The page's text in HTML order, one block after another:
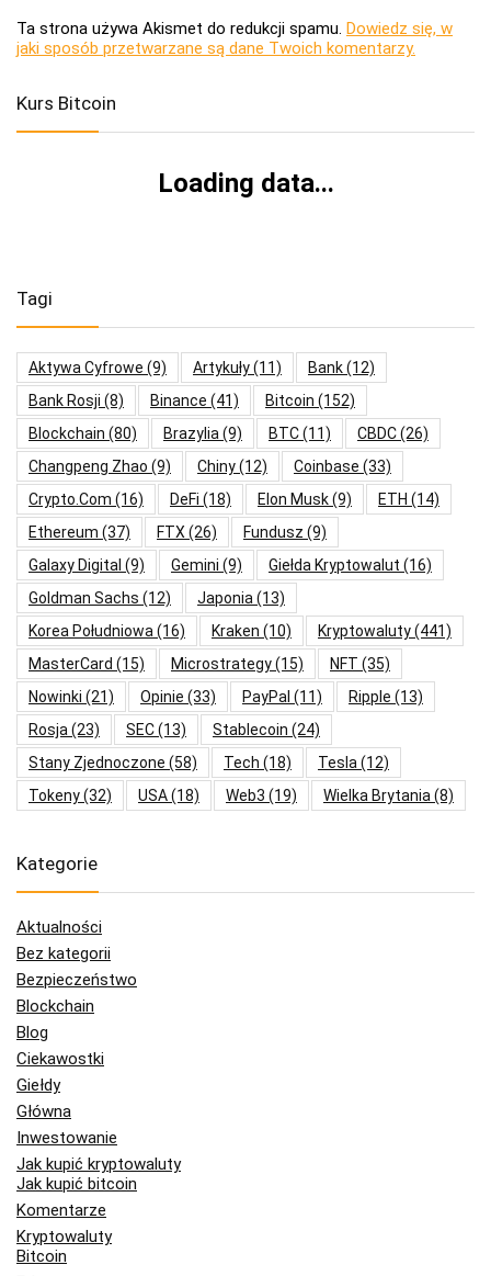
Ta strona używa Akismet do redukcji spamu. Dowiedz się, w
jaki sposób przetwarzane są dane Twoich komentarzy.
Kurs Bitcoin
Loading data...
Tagi
Aktywa Cyfrowe (9) Artykuły(11) Bank(12)
Bank Rosji (8) Binance (41) Bitcoin (152)
Blockchain (80) Brazylia(9) BTC(11) CBDC(26)
Changpeng Zhao (9) Chiny(12) Coinbase (33)
Crypto.com (16) DeFi (18) Elon Musk(9) ETH (14)
Ethereum (37) FTX(26) Fundusz (9)
Galaxy Digital (9) Gemini (9) Giełda Kryptowalut (16)
Goldman Sachs (12) Japonia(13)
Korea Południowa(16) Kraken (10) Kryptowaluty(441)
MasterCard (15) Microstrategy(15) NFT (35)
Nowinki (21) Opinie (33) PayPal (11) Ripple (13)
Rosja(23) SEC(13) Stablecoin (24)
Stany Zjednoczone (58) Tech (18) Tesla(12)
Tokeny(32) USA(18) Web3 (19) Wielka Brytania(8)
Kategorie
Aktualności
Bez kategorii
Bezpieczeństwo
Blockchain
Blog
Ciekawostki
Giełdy
Główna
Inwestowanie
Jak kupić kryptowaluty
Jak kupić bitcoin
Komentarze
Kryptowaluty
Bitcoin